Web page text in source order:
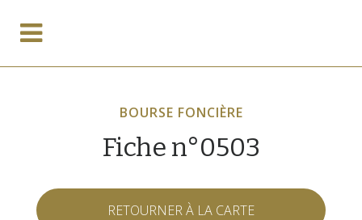
BOURSE FONCIÈRE
Fiche n°0503
RETOURNER À LA CARTE